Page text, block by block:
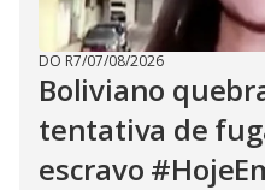
DO R7/07/08/2026
Boliviano
tentativa de
escravo